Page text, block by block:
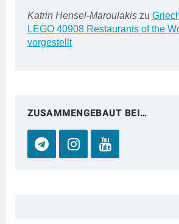
Katrin Hensel-Maroulakis zu
LEGO 40908 Restaurants of the
vorgestellt
ZUSAMMENGEBAUT BEI…